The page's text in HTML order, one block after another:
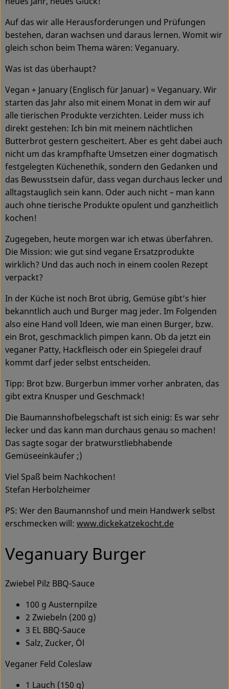
Ökokisten
Obst & Gemüse
Kühltheke
Haltbares
Getränke
Drogerie
So geht's
Über uns
Service
Auf das wir alle Herausforderungen und Prüfungen
bestehen, daran wachsen und daraus lernen. Womit wir
gleich schon beim Thema wären: Veganuary.
Was ist das überhaupt?
Vegan + January (Englisch für Januar) = Veganuary. Wir
starten das Jahr also mit einem Monat in dem wir auf
alle tierischen Produkte verzichten. Leider muss ich
direkt gestehen: Ich bin mit meinem nächtlichen
Butterbrot gestern gescheitert. Aber es geht dabei auch
nicht um das krampfhafte Umsetzen einer dogmatisch
festgelegten Küchenethik, sondern den Gedanken und
das Bewusstsein dafür, dass vegan durchaus lecker und
alltagstauglich sein kann. Oder auch nicht – man kann
auch ohne tierische Produkte opulent und ganzheitlich
kochen!
Zugegeben, heute morgen war ich etwas überfahren.
Die Mission: wie gut sind vegane Ersatzprodukte
wirklich? Und das auch noch in einem coolen Rezept
verpackt?
In der Küche ist noch Brot übrig, Gemüse gibt’s hier
bekanntlich auch und Burger mag jeder. Im Folgenden
also eine Hand voll Ideen, wie man einen Burger, bzw.
ein Brot, geschmacklich pimpen kann. Ob da jetzt ein
veganer Patty, Hackfleisch oder ein Spiegelei drauf
kommt darf jeder selbst entscheiden.
Tipp: Brot bzw. Burgerbun immer vorher anbraten, das
gibt extra Knusper und Geschmack!
Die Baumannshofbelegschaft ist sich einig: Es war sehr
lecker und das kann man durchaus genau so machen!
Das sagte sogar der bratwurstliebhabende
Gemüseeinkäufer ;)
Viel Spaß beim Nachkochen!
Stefan Herbolzheimer
PS: Wer den Baumannshof und mein Handwerk selbst
erschmecken will: www.dickekatzekocht.de
Veganuary Burger
Zwiebel Pilz BBQ-Sauce
100 g Austernpilze
2 Zwiebeln (200 g)
3 EL BBQ-Sauce
Salz, Zucker, Öl
Veganer Feld Coleslaw
1 Lauch (150 g)